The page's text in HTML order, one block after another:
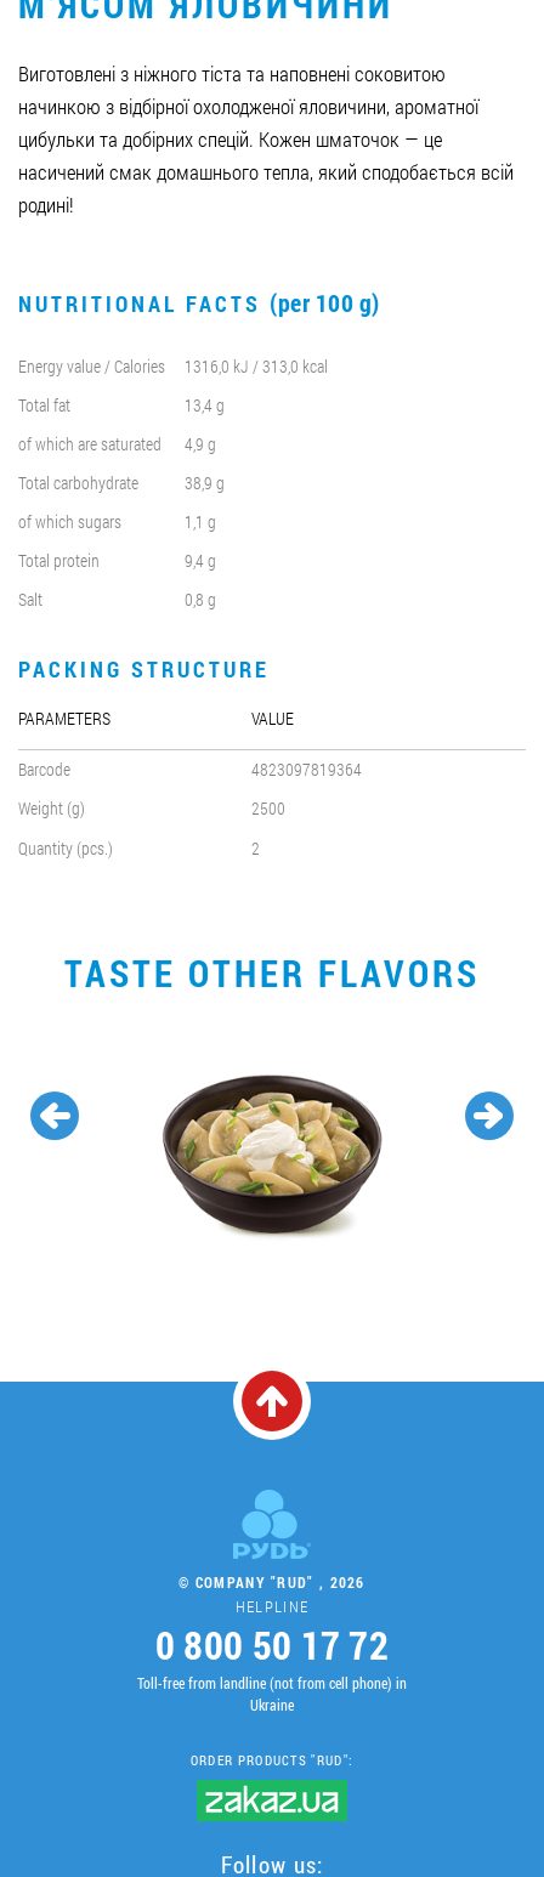
0412 42 29 23
Виготовлені з ніжного тіста та наповнені соковитою
начинкою з відбірної охолодженої яловичини, ароматної
цибульки та добірних спецій. Кожен шматочок — це
насичений смак домашнього тепла, який сподобається всій
родині!
NUTRITIONAL FACTS (per 100 g)
Energy value / Calories
1316,0 kJ / 313,0 kcal
Total fat
13,4 g
of which are saturated
4,9 g
Total carbohydrate
38,9 g
of which sugars
1,1 g
Total protein
9,4 g
Salt
0,8 g
PACKING STRUCTURE
PARAMETERS VALUE
Barcode
4823097819364
Weight (g)
2500
Quantity (pcs.)
2
TASTE OTHER FLAVORS
© COMPANY "RUD" , 2026
HELPLINE
0 800 50 17 72
Toll-free from landline (not from cell phone) in
Ukraine
ORDER PRODUCTS "RUD":
Follow us: